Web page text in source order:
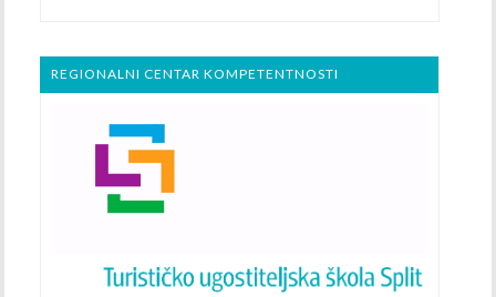
REGIONALNI CENTAR KOMPETENTNOSTI